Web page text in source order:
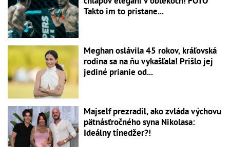
Takto im to pristane...
Meghan oslávila 45 rokov, kráľovská
rodina sa na ňu vykašľala! Prišlo jej
jediné prianie od...
Majself prezradil, ako zvláda výchovu
pätnásťročného syna Nikolasa:
Ideálny tínedžer?!